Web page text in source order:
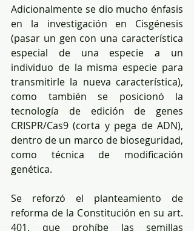
Adicionalmente se dio mucho énfasis
en la investigación en Cisgénesis
(pasar un gen con una característica
especial de una especie a un
individuo de la misma especie para
transmitirle la nueva característica),
como también se posicionó la
tecnología de edición de genes
CRISPR/Cas9 (corta y pega de ADN),
dentro de un marco de bioseguridad,
como técnica de modificación
genética.
Se reforzó el planteamiento de
reforma de la Constitución en su art.
401, que prohíbe las semillas